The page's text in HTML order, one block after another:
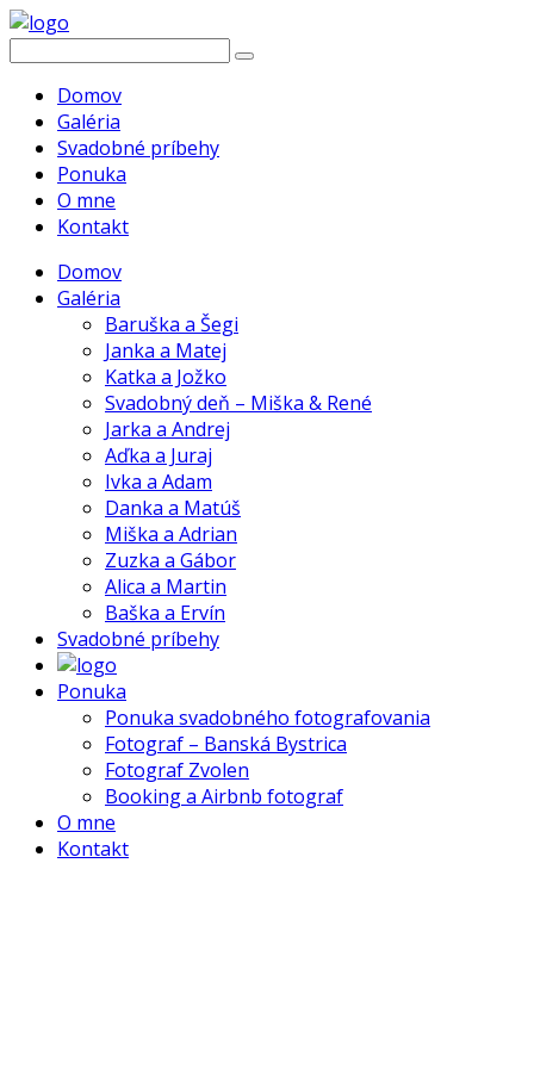
Domov
Galéria
Svadobné príbehy
Ponuka
O mne
Kontakt
Domov
Galéria
Baruška a Šegi
Janka a Matej
Katka a Jožko
Svadobný deň – Miška & René
Jarka a Andrej
Aďka a Juraj
Ivka a Adam
Danka a Matúš
Miška a Adrian
Zuzka a Gábor
Alica a Martin
Baška a Ervín
Svadobné príbehy
Ponuka
Ponuka svadobného fotografovania
Fotograf – Banská Bystrica
Fotograf Zvolen
Booking a Airbnb fotograf
O mne
Kontakt